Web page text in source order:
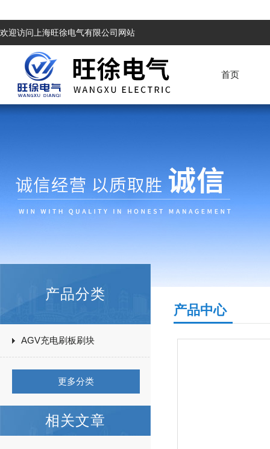
欢迎访问上海旺徐电气有限公司网站
首页
产品分类
AGV充电刷板刷块
更多分类
相关文章
产品中心